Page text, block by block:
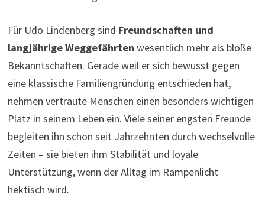
Für Udo Lindenberg sind Freundschaften und
langjährige Weggefährten wesentlich mehr als bloße
Bekanntschaften. Gerade weil er sich bewusst gegen
eine klassische Familiengründung entschieden hat,
nehmen vertraute Menschen einen besonders wichtigen
Platz in seinem Leben ein. Viele seiner engsten Freunde
begleiten ihn schon seit Jahrzehnten durch wechselvolle
Zeiten – sie bieten ihm Stabilität und loyale
Unterstützung, wenn der Alltag im Rampenlicht
hektisch wird.